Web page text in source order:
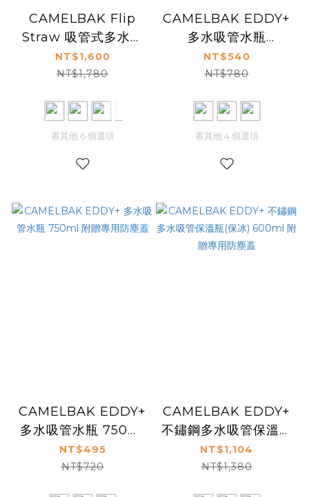
CAMELBAK Flip
Straw 吸管式多水保
冰/保溫水瓶 1200ml
NT$1,600
NT$1,780
看其他 6 個選項
CAMELBAK EDDY+
多水吸管水瓶
1000ml 附贈專用防
塵蓋
NT$540
NT$780
看其他 4 個選項
CAMELBAK EDDY+
多水吸管水瓶 750ml
附贈專用防塵蓋
NT$495
NT$720
CAMELBAK EDDY+
不鏽鋼多水吸管保溫瓶
(保冰) 600ml 附贈專
用防塵蓋
NT$1,104
NT$1,380